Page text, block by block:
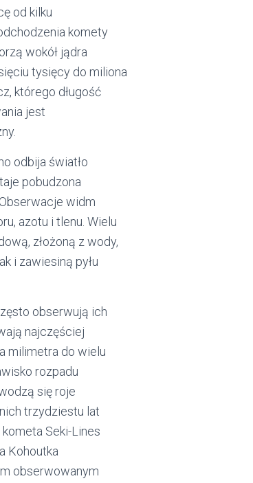
od kilku
komety
wokół jądra
tysięcy do miliona
którego długość
jest
odbija światło
pobudzona
widm
azotu i tlenu. Wielu
złożoną z wody,
i zawiesiną pyłu
obserwują ich
najczęściej
milimetra do wielu
rozpadu
się roje
trzydziestu lat
Seki-Lines
Kohoutka
obserwowanym